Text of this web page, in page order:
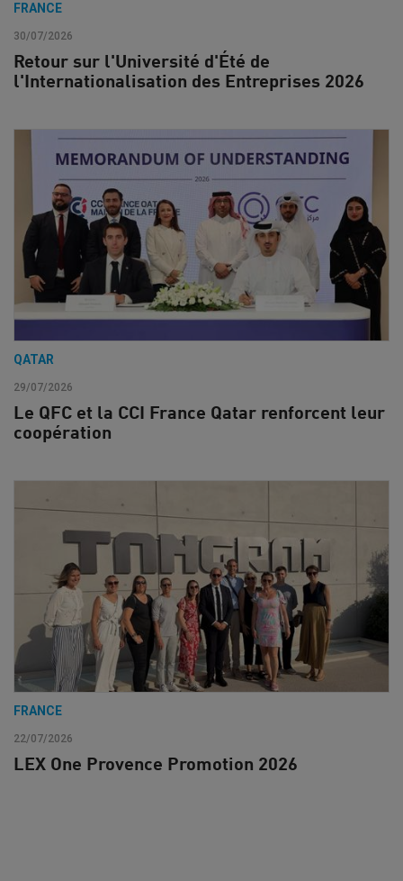
FRANCE
30/07/2026
Retour sur l'Université d'Été de
l'Internationalisation des Entreprises 2026
QATAR
29/07/2026
Le QFC et la CCI France Qatar renforcent leur
coopération
FRANCE
22/07/2026
LEX One Provence Promotion 2026